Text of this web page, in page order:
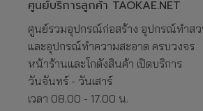
ศูนย์บริการลูกค้า TAOKAE.NET
ศูนย์รวมอุปกรณ์ก่อสร้าง อุปกรณ์ทำส
และอุปกรณ์ทำความสะอาด ครบวงจร
หน้าร้านและโกดังสินค้า เปิดบริการ
วันจันทร์ - วันเสาร์
เวลา 08.00 - 17.00 น.